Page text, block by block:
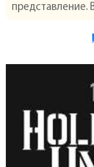
представление.